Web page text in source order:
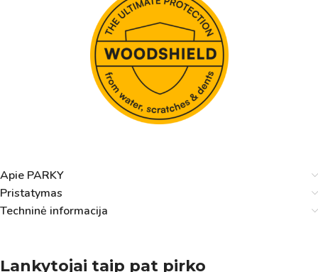
Apie PARKY
Pristatymas
Techninė informacija
Lankytojai taip pat pirko